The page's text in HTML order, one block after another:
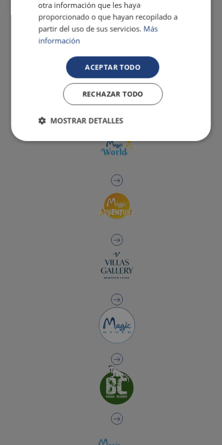
otra información que les haya
proporcionado o que hayan recopilado a
partir del uso de sus servicios. Más
información
ACEPTAR TODO
RECHAZAR TODO
MOSTRAR DETALLES